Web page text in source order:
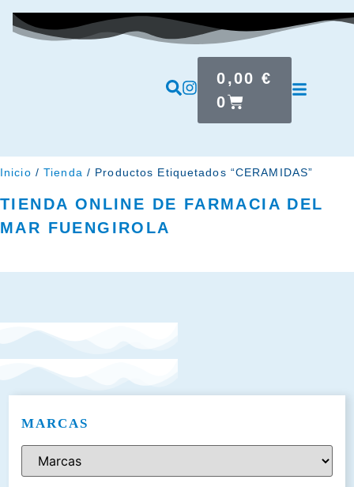
0,00€
0
Inicio /Tienda / Productos Etiquetados “CERAMIDAS”
TIENDA ONLINE DE FARMACIA DEL
MAR FUENGIROLA
MARCAS